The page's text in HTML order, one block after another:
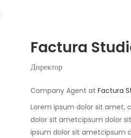
Factura
Директор
Company Agent at Factura
Lorem ipsum dolor sit amet,
dolor sit ametcipsum dolor
ipsum dolor sit ametcipsum